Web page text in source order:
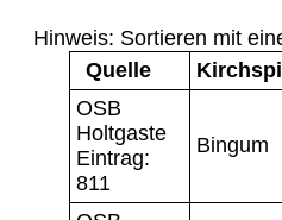
Hinweis: Sortieren mit
Quelle
OSB
Holtgaste
Eintrag:
811
Bingum